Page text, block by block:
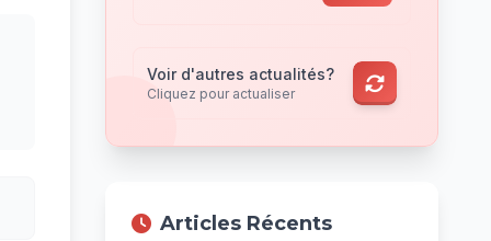
Voir d'autres actualités?
Cliquez pour actualiser
Articles Récents